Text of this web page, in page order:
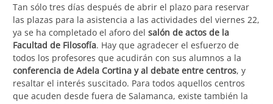
Tan sólo tres días después de abrir el plazo para reservar
las plazas para la asistencia a las actividades del viernes 22,
ya se ha completado el aforo del salón de actos de la
Facultad de Filosofía. Hay que agradecer el esfuerzo de
todos los profesores que acudirán con sus alumnos a la
conferencia de Adela Cortina y al debate entre centros, y
resaltar el interés suscitado. Para todos aquellos centros
que acuden desde fuera de Salamanca, existe también la